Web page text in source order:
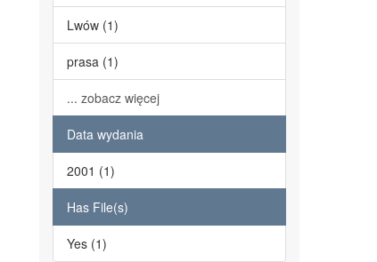
Lwów (1)
prasa (1)
... zobacz więcej
Data wydania
2001 (1)
Has File(s)
Yes (1)